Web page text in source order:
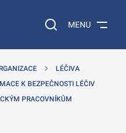
Vyhledávání na
MENU
LÉČIVA
K BEZPEČNOSTI LÉČIV
PRACOVNÍKŮM